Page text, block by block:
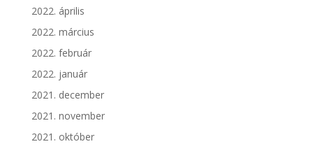
2022. április
2022. március
2022. február
2022. január
2021. december
2021. november
2021. október